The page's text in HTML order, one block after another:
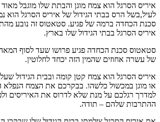
איריס הסרגל הוא צמח מוגן והבתת שלו מוגבל מאוד
לעיל,בשל הרס בבתי הגידול של איריס הסרגל
סכנת הכחדה ברמה של פגיע. סטאטוס זה נובע
איריס הסרגל בבתי הגידול שלו בארץ.
סטאטוס סכנת הכחדה פגיע פרושו שעד לסוף המאה
של עשרה אחוזים שהמין הזה יכחד לחלוטין.
איריס הסרגל הוא צמח קטן קומה ובבית הגידול שעל
או מוגן במכשול כלשהו. בבקרכם את הצמח הנפלא
למדרך רגלכם על מנת שלא לדרוס את האיריסים
ההתרבות שלהם – תודה.